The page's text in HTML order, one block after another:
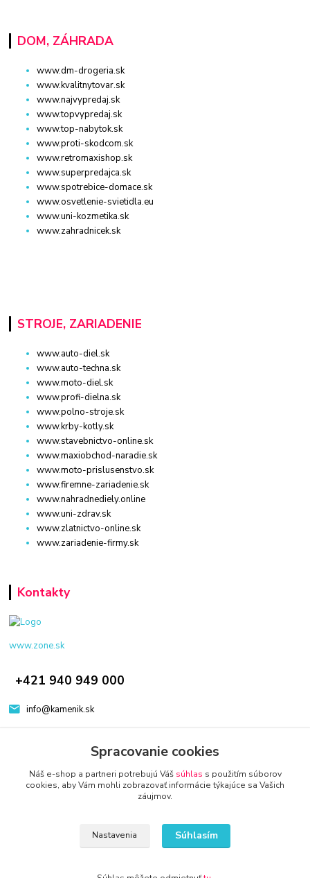
DOM, ZÁHRADA
www.dm-drogeria.sk
www.kvalitnytovar.sk
www.najvypredaj.sk
www.topvypredaj.sk
www.top-nabytok.sk
www.proti-skodcom.sk
www.retromaxishop.sk
www.superpredajca.sk
www.spotrebice-domace.sk
www.osvetlenie-svietidla.eu
www.uni-kozmetika.sk
www.zahradnicek.sk
STROJE, ZARIADENIE
www.auto-diel.sk
www.auto-techna.sk
www.moto-diel.sk
www.profi-dielna.sk
www.polno-stroje.sk
www.krby-kotly.sk
www.stavebnictvo-online.sk
www.maxiobchod-naradie.sk
www.moto-prislusenstvo.sk
www.firemne-zariadenie.sk
www.nahradnediely.online
www.uni-zdrav.sk
www.zlatnictvo-online.sk
www.zariadenie-firmy.sk
Kontakty
www.zone.sk
+421 940 949 000
info@kamenik.sk
Eshop-rychlo.sk
Spracovanie cookies
Náš e-shop a partneri potrebujú Váš súhlas s použitím súborov
cookies, aby Vám mohli zobrazovať informácie týkajúce sa Vašich
záujmov.
Nastavenia Súhlasím